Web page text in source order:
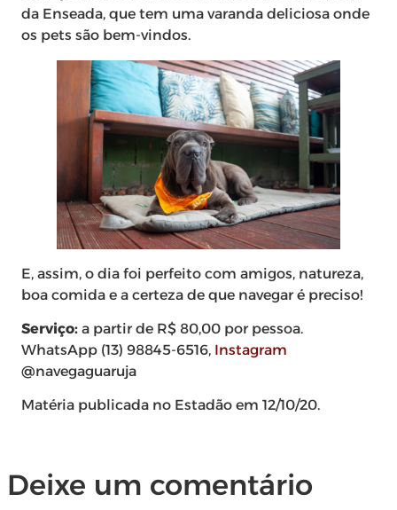
da Enseada, que tem uma varanda deliciosa onde
os pets são bem-vindos.
E, assim, o dia foi perfeito com amigos, natureza,
boa comida e a certeza de que navegar é preciso!
Serviço: a partir de R$ 80,00 por pessoa.
WhatsApp (13) 98845-6516, Instagram
@navegaguaruja
Matéria publicada no Estadão em 12/10/20.
Deixe um comentário